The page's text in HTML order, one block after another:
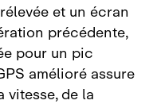
et un écran
précédente,
pour un pic
amélioré assure
de la